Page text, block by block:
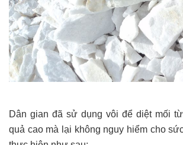
Dân gian đã sử dụng vôi để diệt mối
quả cao mà lại không nguy hiểm cho